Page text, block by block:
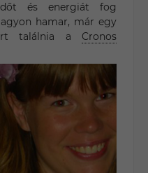
és energiát fog
hamar, már egy
találnia a Cronos